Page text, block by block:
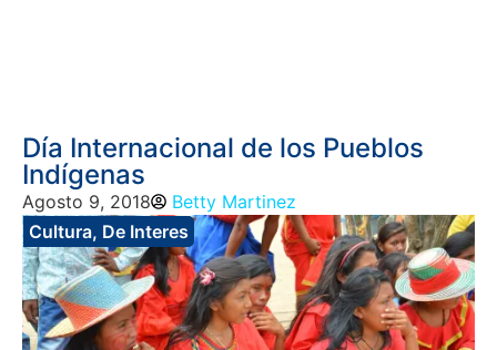
Día Internacional de los Pueblos
Indígenas
Agosto 9, 2018
Betty Martinez
Cultura, De Interes